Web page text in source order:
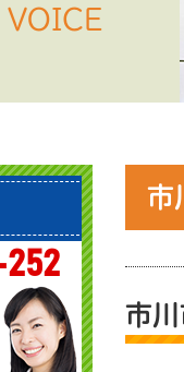
VOICE
市
市